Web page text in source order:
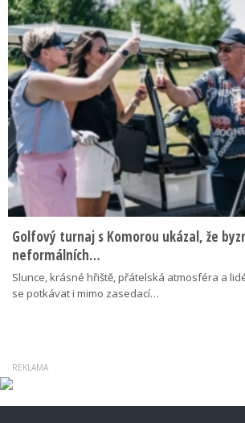
Golfový turnaj s Komorou ukázal, že
neformálních…
Slunce, krásné hřiště, přátelská atmosféra a
se potkávat i mimo zasedací…